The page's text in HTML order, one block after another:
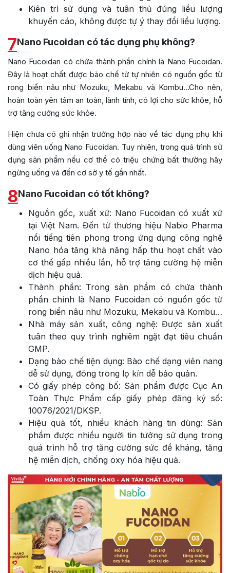
Kiên trì sử dụng và tuân thủ đúng liều lượng
khuyến cáo, không được tự ý thay đổi liều lượng.
7Nano Fucoidan có tác dụng phụ không?
Nano Fucoidan có chứa thành phần chính là Nano Fucoidan.
Đây là hoạt chất được bào chế từ tự nhiên có nguồn gốc từ
rong biển nâu như Mozuku, Mekabu và Kombu…Cho nên,
hoàn toàn yên tâm an toàn, lành tính, có lợi cho sức khỏe, hỗ
trợ tăng cường sức khỏe.
Hiện chưa có ghi nhận trường hợp nào về tác dụng phụ khi
dùng viên uống Nano Fucoidan. Tuy nhiên, trong quá trình sử
dụng sản phẩm nếu cơ thể có triệu chứng bất thường hãy
ngừng uống và đến cơ sở y tế gần nhất.
8Nano Fucoidan có tốt không?
Nguồn gốc, xuất xứ: Nano Fucoidan có xuất xứ
tại Việt Nam. Đến từ thương hiệu Nabio Pharma
nổi tiếng tiên phong trong ứng dụng công nghệ
Nano hóa tăng khả năng hấp thu hoạt chất vào
cơ thể gấp nhiều lần, hỗ trợ tăng cường hệ miễn
dịch hiệu quả.
Thành phần: Trong sản phẩm có chứa thành
phần chính là Nano Fucoidan có nguồn gốc từ
rong biển nâu như Mozuku, Mekabu và Kombu…
Nhà máy sản xuất, công nghệ: Được sản xuất
tuân theo quy trình nghiêm ngặt đạt tiêu chuẩn
GMP.
Dạng bào chế tiện dụng: Bào chế dạng viên nang
dễ sử dụng, đóng trong lọ kín dễ bảo quản.
Có giấy phép công bố: Sản phẩm được Cục An
Toàn Thực Phẩm cấp giấy phép đăng ký số:
10076/2021/DKSP.
Hiệu quả tốt, nhiều khách hàng tin dùng: Sản
phẩm được nhiều người tin tưởng sử dụng trong
quá trình hỗ trợ tăng cường sức đề kháng, tăng
hệ miễn dịch, chống oxy hóa hiệu quả.